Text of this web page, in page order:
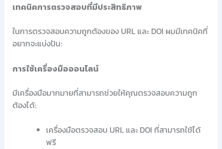
เทคนิคการตรวจสอบที่มีประสิทธิภาพ
ในการตรวจสอบความถูกต้องของ URL และ DOI ผมมีเทคนิคที่
อยากจะแบ่งปัน:
การใช้เครื่องมือออนไลน์
มีเครื่องมือมากมายที่สามารถช่วยให้คุณตรวจสอบความถูก
ต้องได้:
เครื่องมือตรวจสอบ URL และ DOI ที่สามารถใช้ได้
ฟรี